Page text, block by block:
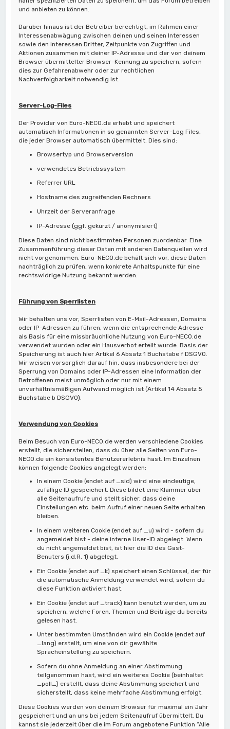
und anbieten zu können.
Darüber hinaus ist der Betreiber berechtigt, im Rahmen einer
Interessenabwägung zwischen deinen und seinen Interessen
sowie den Interessen Dritter, Zeitpunkte von Zugriffen und
Aktionen zusammen mit deiner IP-Adresse und der von deinem
Browser übermittelter Browser-Kennung zu speichern, sofern
dies zur Gefahrenabwehr oder zur rechtlichen
Nachverfolgbarkeit notwendig ist.
Server-Log-Files
Der Provider von Euro-NECO.de erhebt und speichert
automatisch Informationen in so genannten Server-Log Files,
die jeder Browser automatisch übermittelt. Dies sind:
Browsertyp und Browserversion
verwendetes Betriebssystem
Referrer URL
Hostname des zugreifenden Rechners
Uhrzeit der Serveranfrage
IP-Adresse (ggf. gekürzt / anonymisiert)
Diese Daten sind nicht bestimmten Personen zuordenbar. Eine
Zusammenführung dieser Daten mit anderen Datenquellen wird
nicht vorgenommen. Euro-NECO.de behält sich vor, diese Daten
nachträglich zu prüfen, wenn konkrete Anhaltspunkte für eine
rechtswidrige Nutzung bekannt werden.
Führung von Sperrlisten
Wir behalten uns vor, Sperrlisten von E-Mail-Adressen, Domains
oder IP-Adressen zu führen, wenn die entsprechende Adresse
als Basis für eine missbräuchliche Nutzung von Euro-NECO.de
verwendet wurden oder ein Hausverbot erteilt wurde. Basis der
Speicherung ist auch hier Artikel 6 Absatz 1 Buchstabe f DSGVO.
Wir weisen vorsorglich darauf hin, dass insbesondere bei der
Sperrung von Domains oder IP-Adressen eine Information der
Betroffenen meist unmöglich oder nur mit einem
unverhältnismäßigen Aufwand möglich ist (Artikel 14 Absatz 5
Buchstabe b DSGVO).
Verwendung von Cookies
Beim Besuch von Euro-NECO.de werden verschiedene Cookies
erstellt, die sicherstellen, dass du über alle Seiten von Euro-
NECO.de ein konsistentes Benutzererlebnis hast. Im Einzelnen
können folgende Cookies angelegt werden:
In einem Cookie (endet auf _sid) wird eine eindeutige,
zufällige ID gespeichert. Diese bildet eine Klammer über
alle Seitenaufrufe und stellt sicher, dass deine
Einstellungen etc. beim Aufruf einer neuen Seite erhalten
bleiben.
In einem weiteren Cookie (endet auf _u) wird - sofern du
angemeldet bist - deine interne User-ID abgelegt. Wenn
du nicht angemeldet bist, ist hier die ID des Gast-
Benuters (i.d.R. 1) abgelegt.
Ein Cookie (endet auf _k) speichert einen Schlüssel, der für
die automatische Anmeldung verwendet wird, sofern du
diese Funktion aktiviert hast.
Ein Cookie (endet auf _track) kann benutzt werden, um zu
speichern, welche Foren, Themen und Beiträge du bereits
gelesen hast.
Unter bestimmten Umständen wird ein Cookie (endet auf
_lang) erstellt, um eine von dir gewählte
Spracheinstellung zu speichern.
Sofern du ohne Anmeldung an einer Abstimmung
teilgenommen hast, wird ein weiteres Cookie (beinhaltet
_poll_) erstellt, dass deine Abstimmung speichert und
sicherstellt, dass keine mehrfache Abstimmung erfolgt.
Diese Cookies werden von deinem Browser für maximal ein Jahr
gespeichert und an uns bei jedem Seitenaufruf übermittelt. Du
kannst sie jederzeit über die im Forum angebotene Funktion “Alle